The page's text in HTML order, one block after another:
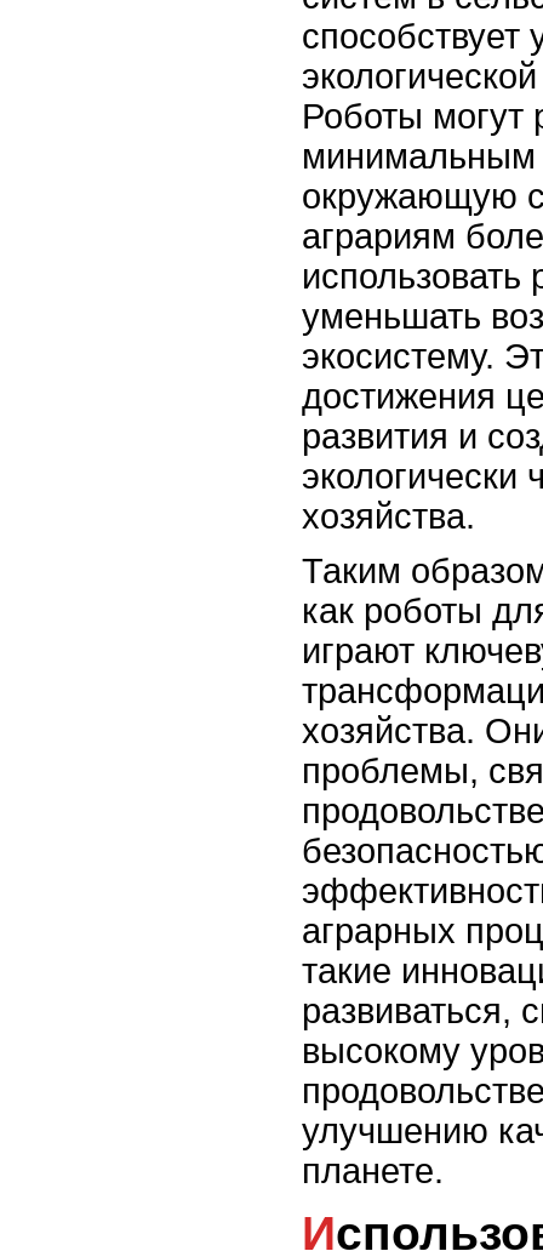
Роботы могут
минимальным
окружающую
аграриям
использовать
уменьшать
экосистему.
достижения
развития и
экологически
хозяйства.
Таким
как роботы
играют
хозяйства.
проблемы,
аграрных
такие
развиваться,
высокому
улучшению
планете.
Использование